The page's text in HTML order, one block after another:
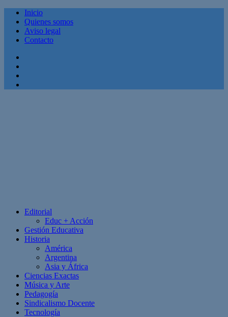
Inicio
Quienes somos
Aviso legal
Contacto
Editorial
Educ + Acción
Gestión Educativa
Historia
América
Argentina
Asia y África
Ciencias Exactas
Música y Arte
Pedagogía
Sindicalismo Docente
Tecnología